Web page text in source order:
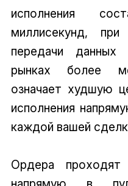
исполнения
миллисекунд, при
передачи
рынках более
означает худшую
исполнения
каждой вашей
Ордера